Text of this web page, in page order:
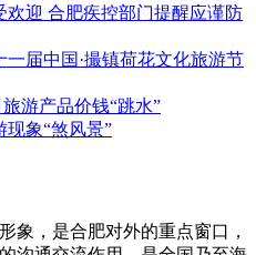
欢迎 合肥疾控部门提醒应谨防
一届中国·撮镇荷花文化旅游节
游产品价钱“跳水”
现象“煞风景”
象，是合肥对外的重点窗口，